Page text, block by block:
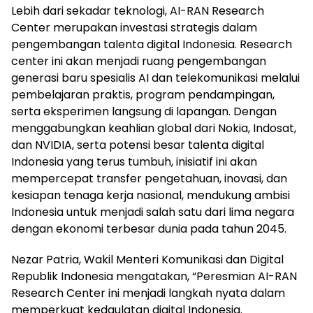
Lebih dari sekadar teknologi, AI-RAN Research
Center merupakan investasi strategis dalam
pengembangan talenta digital Indonesia. Research
center ini akan menjadi ruang pengembangan
generasi baru spesialis AI dan telekomunikasi melalui
pembelajaran praktis, program pendampingan,
serta eksperimen langsung di lapangan. Dengan
menggabungkan keahlian global dari Nokia, Indosat,
dan NVIDIA, serta potensi besar talenta digital
Indonesia yang terus tumbuh, inisiatif ini akan
mempercepat transfer pengetahuan, inovasi, dan
kesiapan tenaga kerja nasional, mendukung ambisi
Indonesia untuk menjadi salah satu dari lima negara
dengan ekonomi terbesar dunia pada tahun 2045.
Nezar Patria, Wakil Menteri Komunikasi dan Digital
Republik Indonesia mengatakan, “Peresmian AI-RAN
Research Center ini menjadi langkah nyata dalam
memperkuat kedaulatan digital Indonesia.